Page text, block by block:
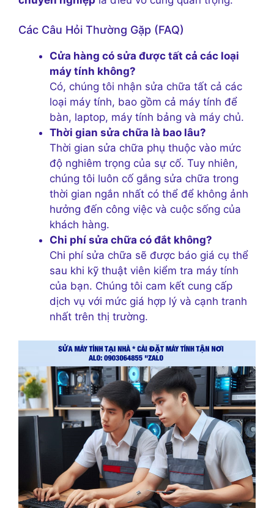
Các Câu Hỏi Thường Gặp (FAQ)
Cửa hàng có sửa được tất cả các loại
máy tính không?
Có, chúng tôi nhận sửa chữa tất cả các
loại máy tính, bao gồm cả máy tính để
bàn, laptop, máy tính bảng và máy chủ.
Thời gian sửa chữa là bao lâu?
Thời gian sửa chữa phụ thuộc vào mức
độ nghiêm trọng của sự cố. Tuy nhiên,
chúng tôi luôn cố gắng sửa chữa trong
thời gian ngắn nhất có thể để không ảnh
hưởng đến công việc và cuộc sống của
khách hàng.
Chi phí sửa chữa có đắt không?
Chi phí sửa chữa sẽ được báo giá cụ thể
sau khi kỹ thuật viên kiểm tra máy tính
của bạn. Chúng tôi cam kết cung cấp
dịch vụ với mức giá hợp lý và cạnh tranh
nhất trên thị trường.